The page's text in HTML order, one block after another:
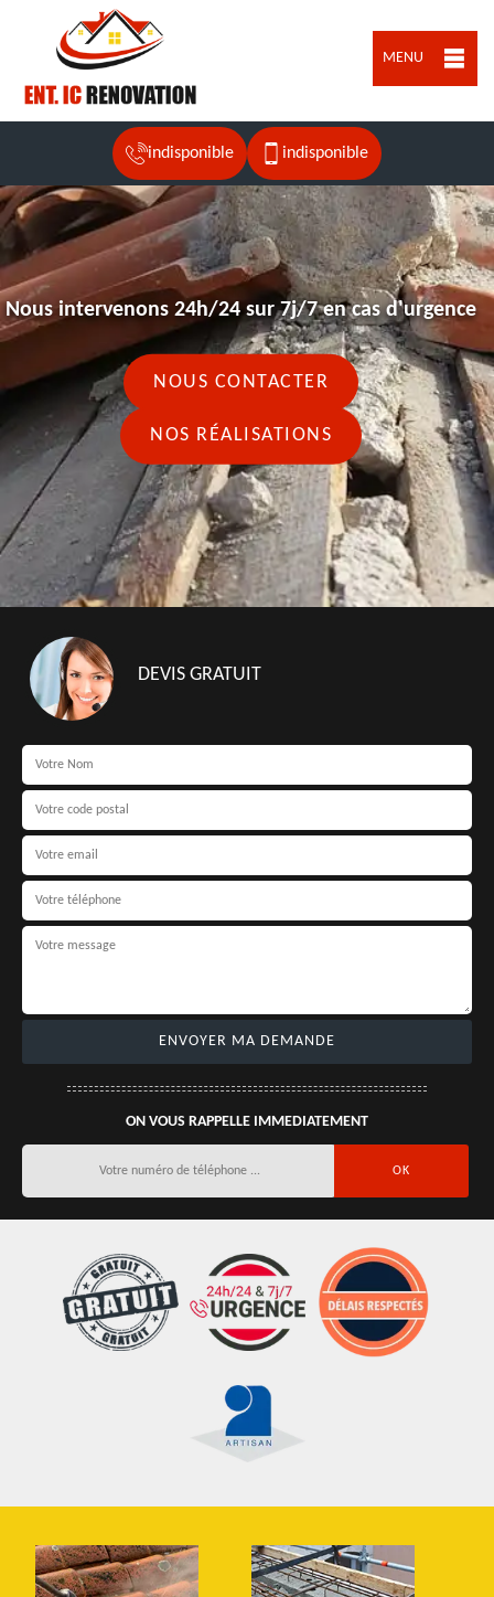
MENU
indisponible indisponible
Nous intervenons 24h/24 sur 7j/7 en cas d'urgence
NOUS CONTACTER
NOS RÉALISATIONS
DEVIS GRATUIT
ON VOUS RAPPELLE IMMEDIATEMENT